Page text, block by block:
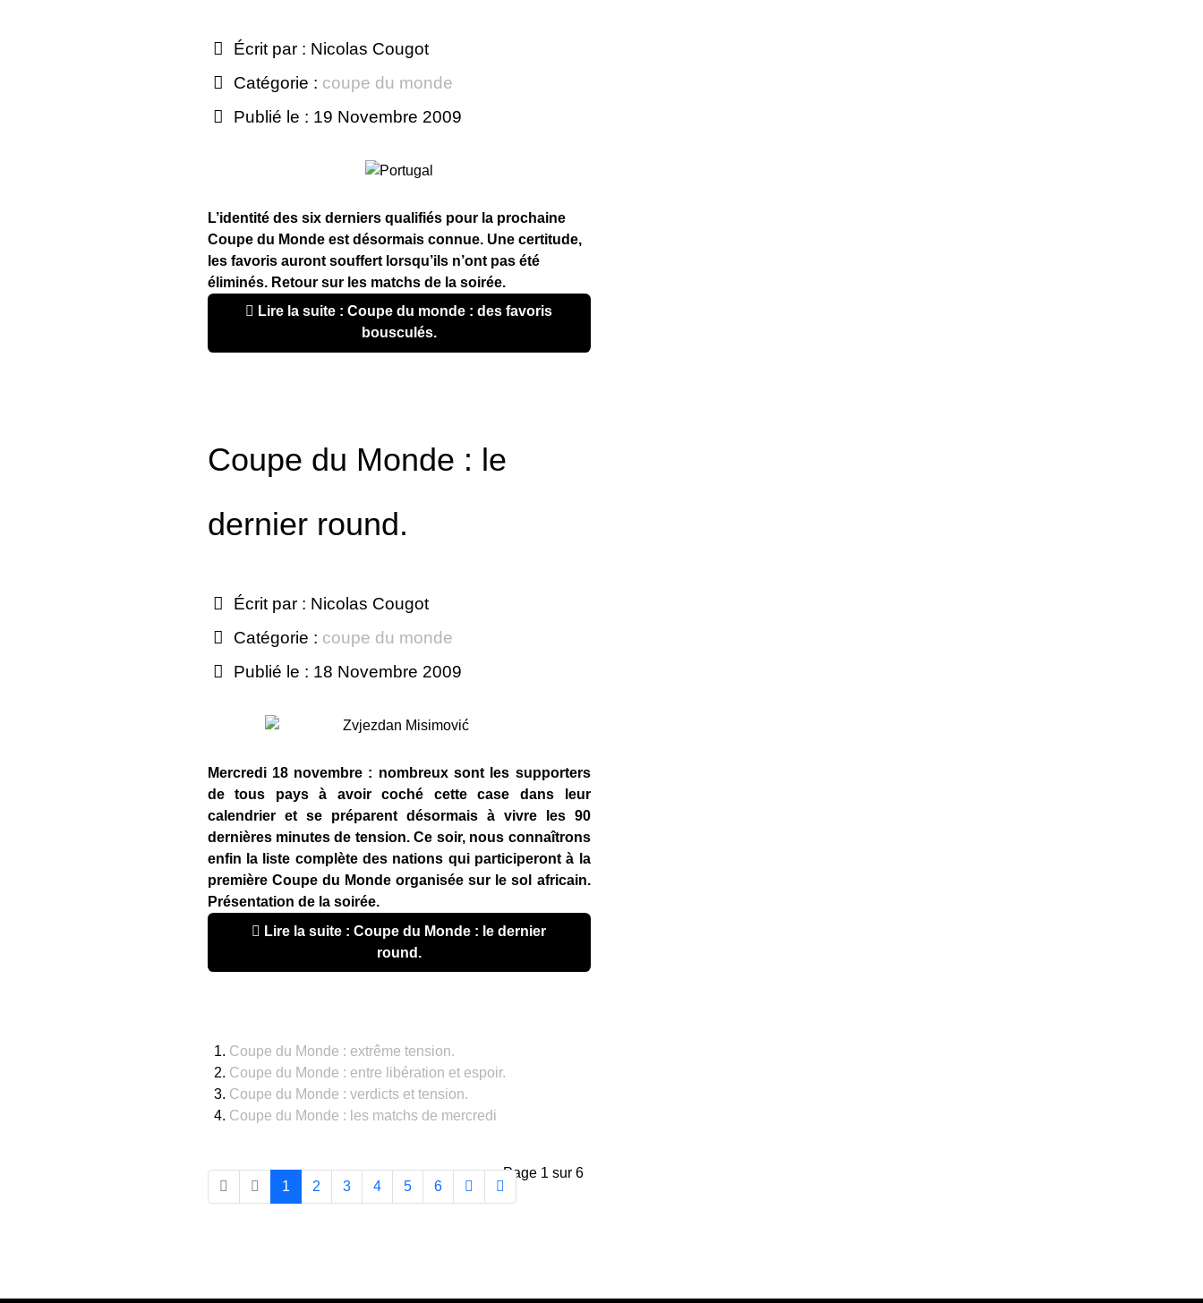
Écrit par : Nicolas Cougot
Catégorie : coupe du monde
Publié le : 19 Novembre 2009
L’identité des six derniers qualifiés pour la prochaine
Coupe du Monde est désormais connue. Une certitude,
les favoris auront souffert lorsqu’ils n’ont pas été
éliminés. Retour sur les matchs de la soirée.
bousculés.
Coupe du Monde : le
dernier round.
Écrit par : Nicolas Cougot
Catégorie : coupe du monde
Publié le : 18 Novembre 2009
Mercredi 18 novembre : nombreux sont les supporters
de tous pays à avoir coché cette case dans leur
calendrier et se préparent désormais à vivre les 90
dernières minutes de tension. Ce soir, nous connaîtrons
enfin la liste complète des nations qui participeront à la
première Coupe du Monde organisée sur le sol africain.
Présentation de la soirée.
round.
Coupe du Monde : extrême tension.
Coupe du Monde : entre libération et espoir.
Coupe du Monde : verdicts et tension.
Coupe du Monde : les matchs de mercredi
Page 1 sur 6
1
2 3 4 5 6